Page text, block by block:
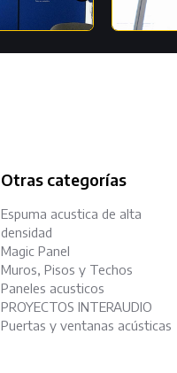
Otras categorías
Espuma acustica de alta
densidad
Magic Panel
Muros, Pisos y Techos
Paneles acusticos
PROYECTOS INTERAUDIO
Puertas y ventanas acústicas